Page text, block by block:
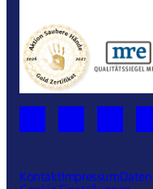
KontaktImpressum